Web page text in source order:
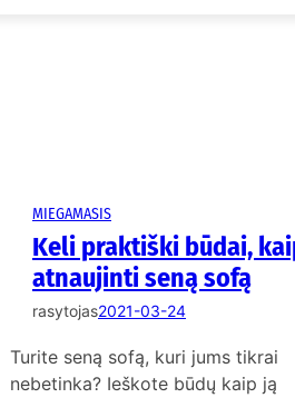
MIEGAMASIS
Keli praktiški būdai,
atnaujinti seną sofą
rasytojas2021-03-24
Turite seną sofą, kuri jums tikrai
nebetinka? Ieškote būdų kaip ją